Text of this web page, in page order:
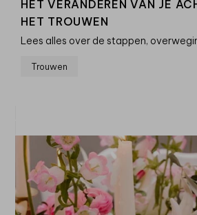
HET VERANDEREN VAN JE
HET TROUWEN
Lees alles over de stappen,
Trouwen